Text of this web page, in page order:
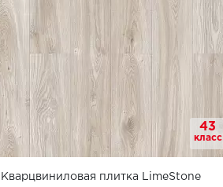
43
класс
Кварцвиниловая плитка LimeStone